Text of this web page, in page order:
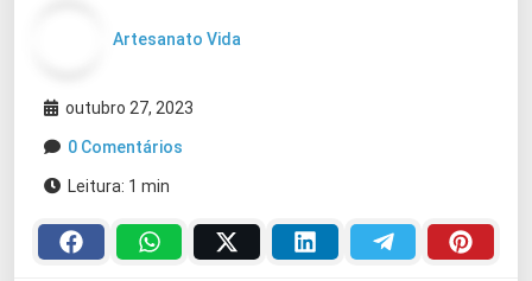
Artesanato Vida
outubro 27, 2023
0 Comentários
Leitura: 1 min